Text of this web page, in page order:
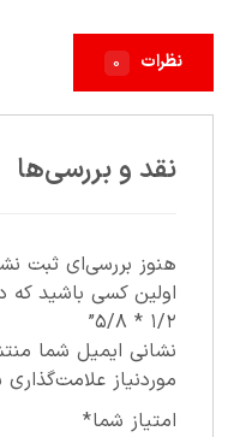
نظرات ۰
نقد و بررسی‌ها
هنوز بررسی‌ای ثبت
اولین کسی باشید که
۱/۲ * ۵/۸”
نشانی ایمیل شما
موردنیاز
امتیاز شما*